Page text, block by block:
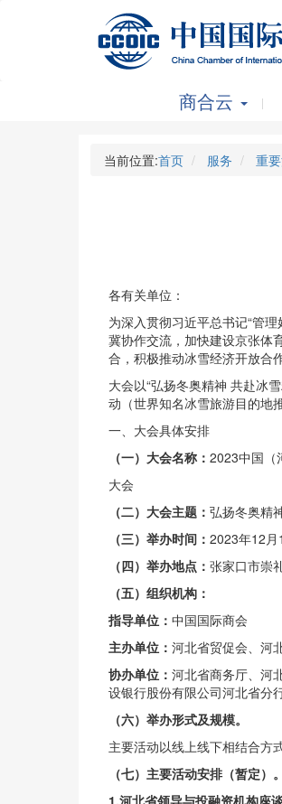
商合云
当前位置:首页 服务 重
各有关单位：
为深入贯彻习近平总书记“管
冀协作交流，加快建设京张体
合，积极推动冰雪经济开放合
大会以“弘扬冬奥精神 共赴冰
动（世界知名冰雪旅游目的地
一、大会具体安排
（一）大会名称： 2023中国（
大会
（二）大会主题： 弘扬冬奥精
（三）举办时间： 2023年12月
（四）举办地点： 张家口市崇
（五）组织机构：
指导单位： 中国国际商会
主办单位： 河北省贸促会、河
协办单位： 河北省商务厅、河
设银行股份有限公司河北省分
（六）举办形式及规模。
主要活动以线上线下相结合方
（七）主要活动安排（暂定）。
1.河北省领导与投融资机构座